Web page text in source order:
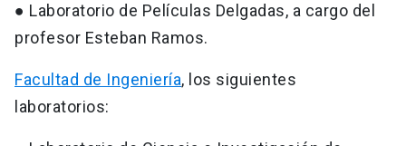
● Laboratorio de Películas Delgadas, a cargo del
profesor Esteban Ramos.
Facultad de Ingeniería, los siguientes
laboratorios: